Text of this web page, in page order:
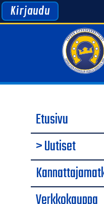
Kirjaudu
Etusivu
> Uutiset